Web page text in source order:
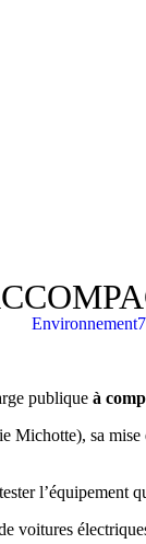
Environnement
publique à
sa
l’équipement
voitures